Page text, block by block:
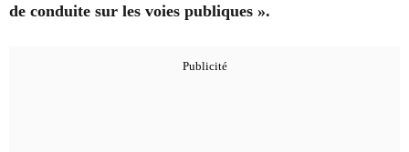
de conduite sur les voies publiques ».